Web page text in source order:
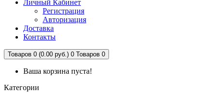
Личный Кабинет
Регистрация
Авторизация
Доставка
Контакты
Товаров 0 (0.00 руб.) 0 Товаров 0
Ваша корзина пуста!
Категории